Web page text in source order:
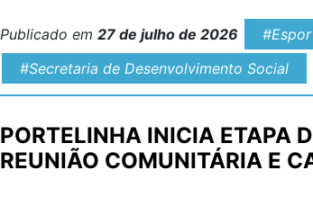
Publicado em27 de julho de 2026
#Secretaria de Desenvolvimento Social
PORTELINHA INICIA ETAPA
REUNIÃO COMUNITÁRIA E